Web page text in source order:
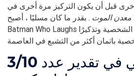
قبل أن يكون التركيز مرة أخرى في
معدن الموت . بقدر ما كان مسليًا ، أصبح The
Batman Who Laughs وسيلة للتحايل على الشخصية وتذكيرًا
3/10